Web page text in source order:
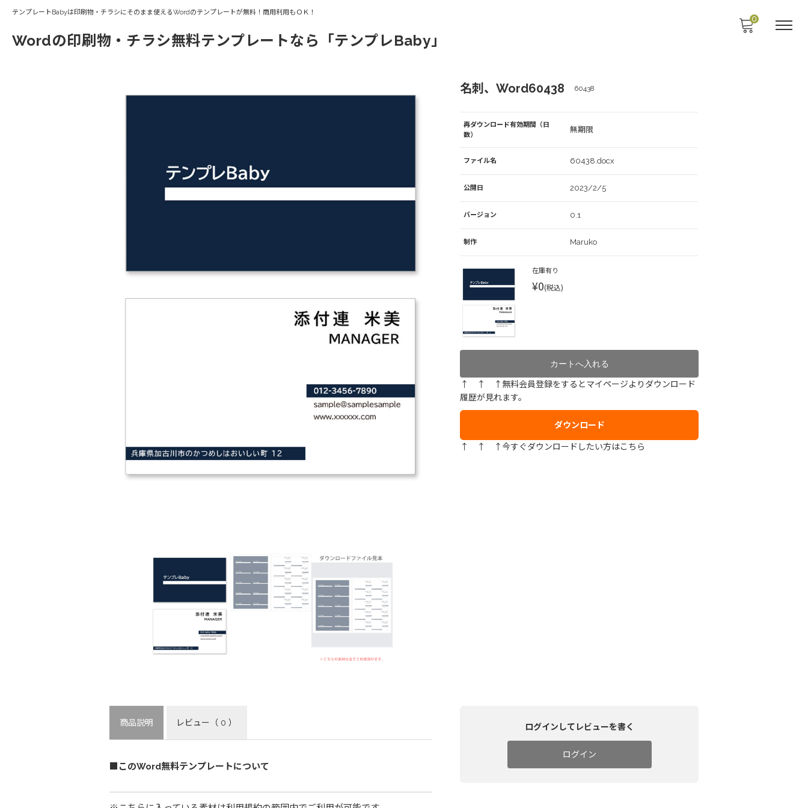
テンプレートBabyは印刷物・チラシにそのまま使えるWordのテンプレートが無料！商用利用もＯＫ！
Wordの印刷物・チラシ無料テンプレートなら「テンプレBaby」
0
名刺、Word60438 60438
再ダウンロード有効期間（日
数）
無期限
ファイル名 60438.docx
公開日 2023/2/5
バージョン 0.1
制作 Maruko
在庫有り
¥0(税込)
↑ ↑ ↑無料会員登録をするとマイページよりダウンロード
履歴が見れます。
ダウンロード
↑ ↑ ↑今すぐダウンロードしたい方はこちら
商品説明 レビュー （ 0 ）
■このWord無料テンプレートについて
ログインしてレビューを書く
ログイン